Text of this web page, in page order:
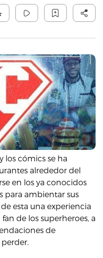
los cómics se ha
alrededor del
en los ya conocidos
para ambientar sus
esta una experiencia
de los superheroes, a
de